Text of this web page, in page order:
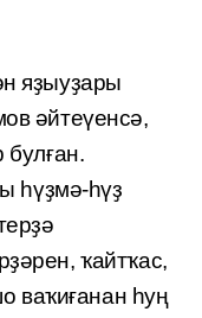
яҙыуҙары
әйтеүенсә,
һүҙмә-һүҙ
ҡайтҡас,
ваҡиғанан һуң